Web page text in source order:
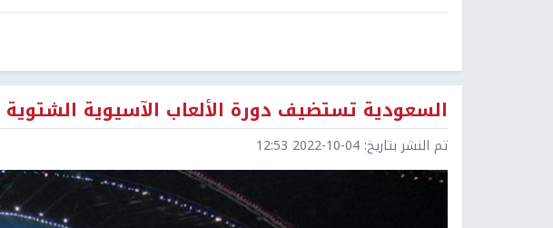
السعودية تستضيف دورة الألعاب الآسيوية الشتوية 2029 في نيوم
تم النشر بتاريخ: 2022-10-04 12:53